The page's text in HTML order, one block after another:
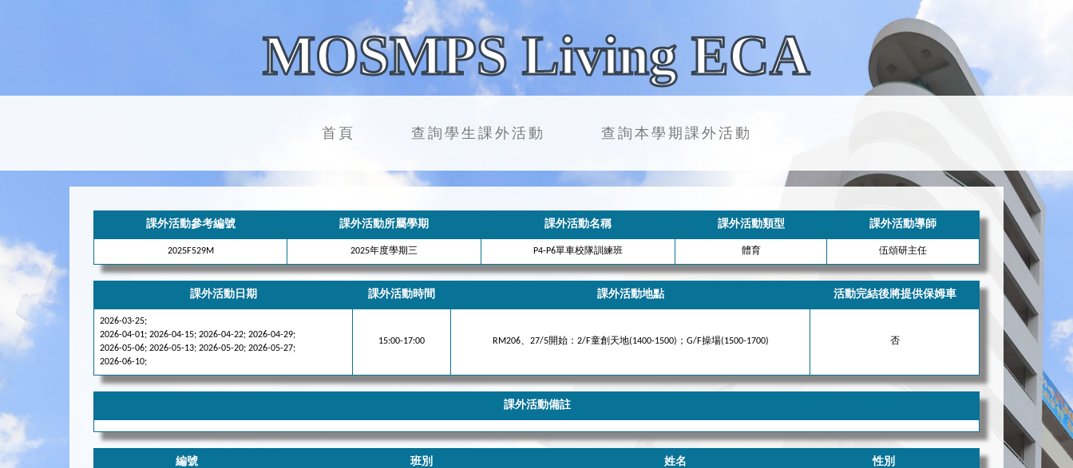
MOSMPS Living ECA
首頁 查詢學生課外活動 查詢本學期課外活動
課外活動參考編號 課外活動所屬學期 課外活動名稱 課外活動類型 課外活動導師
2025F529M 2025年度學期三 P4-P6單車校隊訓練班 體育 伍頌研主任
課外活動日期 課外活動時間 課外活動地點 活動完結後將提供保姆車
2026-03-25;
2026-04-01; 2026-04-15; 2026-04-22; 2026-04-29;
2026-05-06; 2026-05-13; 2026-05-20; 2026-05-27;
2026-06-10;
15:00-17:00 RM206、27/5開始：2/F童創天地(1400-1500)；G/F操場(1500-1700) 否
課外活動備註
編號 班別 姓名 性別